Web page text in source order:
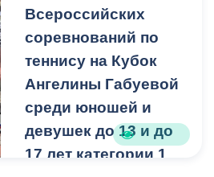
Всероссийских
соревнований по
теннису на Кубок
Ангелины Габуевой
среди юношей и
девушек до 13 и до
17 лет категории 1